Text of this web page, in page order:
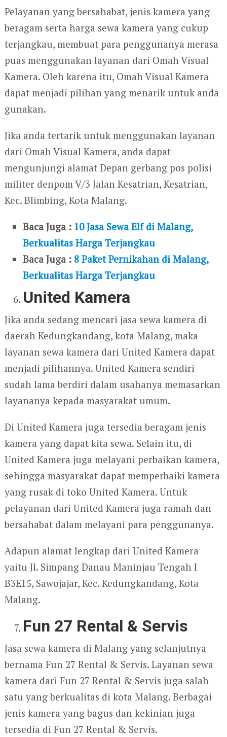
Pelayanan yang bersahabat, jenis kamera yang
beragam serta harga sewa kamera yang cukup
terjangkau, membuat para penggunanya merasa
puas menggunakan layanan dari Omah Visual
Kamera. Oleh karena itu, Omah Visual Kamera
dapat menjadi pilihan yang menarik untuk anda
gunakan.
Jika anda tertarik untuk menggunakan layanan
dari Omah Visual Kamera, anda dapat
mengunjungi alamat Depan gerbang pos polisi
militer denpom V/3 Jalan Kesatrian, Kesatrian,
Kec. Blimbing, Kota Malang.
Baca Juga : 10 Jasa Sewa Elf di Malang,
Berkualitas Harga Terjangkau
Baca Juga : 8 Paket Pernikahan di Malang,
Berkualitas Harga Terjangkau
United Kamera
Jika anda sedang mencari jasa sewa kamera di
daerah Kedungkandang, kota Malang, maka
layanan sewa kamera dari United Kamera dapat
menjadi pilihannya. United Kamera sendiri
sudah lama berdiri dalam usahanya memasarkan
layananya kepada masyarakat umum.
Di United Kamera juga tersedia beragam jenis
kamera yang dapat kita sewa. Selain itu, di
United Kamera juga melayani perbaikan kamera,
sehingga masyarakat dapat memperbaiki kamera
yang rusak di toko United Kamera. Untuk
pelayanan dari United Kamera juga ramah dan
bersahabat dalam melayani para penggunanya.
Adapun alamat lengkap dari United Kamera
yaitu Jl. Simpang Danau Maninjau Tengah I
B3E15, Sawojajar, Kec. Kedungkandang, Kota
Malang.
Fun 27 Rental & Servis
Jasa sewa kamera di Malang yang selanjutnya
bernama Fun 27 Rental & Servis. Layanan sewa
kamera dari Fun 27 Rental & Servis juga salah
satu yang berkualitas di kota Malang. Berbagai
jenis kamera yang bagus dan kekinian juga
tersedia di Fun 27 Rental & Servis.